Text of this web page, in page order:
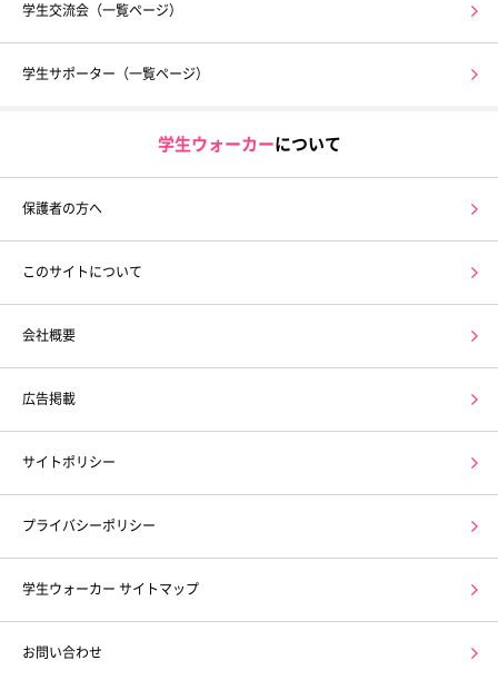
学生交流会（一覧ページ）
学生サポーター（一覧ページ）
学生ウォーカーについて
保護者の方へ
このサイトについて
会社概要
広告掲載
サイトポリシー
プライバシーポリシー
学生ウォーカー サイトマップ
お問い合わせ